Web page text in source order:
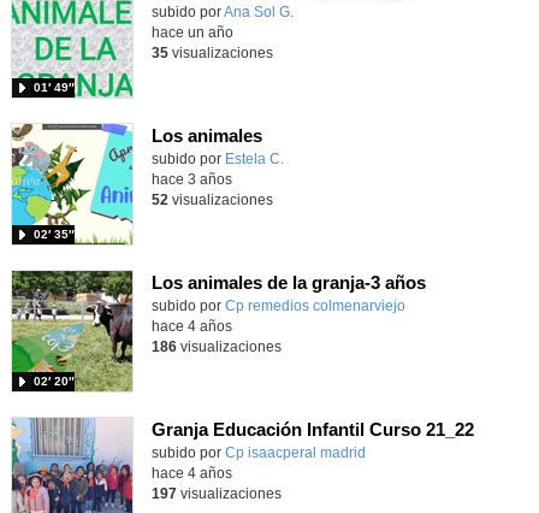
Contenido educativo.
subido porAna Sol G.
01′ 49″
hace un año
35visualizaciones
Los animales
Contenido educativo.
subido por Estela C.
02′ 35″
hace 3 años
52 visualizaciones
Los animales de la granja-3 años
Contenido educativo.
subido por Cp remedios colmenarviejo
02′ 20″
-
hace 4 años
186visualizaciones
Granja Educación Infantil Curso 21_22
Contenido educativo.
subido por Cp isaacperal madrid
hace 4 años
197visualizaciones